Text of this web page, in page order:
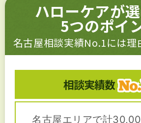
ハローケアが
5つのポイ
名古屋相談実績No.1には理
相談実績数
名古屋エリアで計